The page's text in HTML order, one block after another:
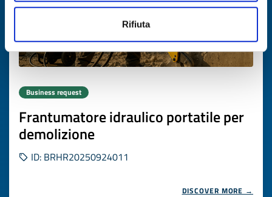
Rifiuta
Business request
Frantumatore idraulico portatile per
demolizione
ID: BRHR20250924011
DISCOVER MORE →